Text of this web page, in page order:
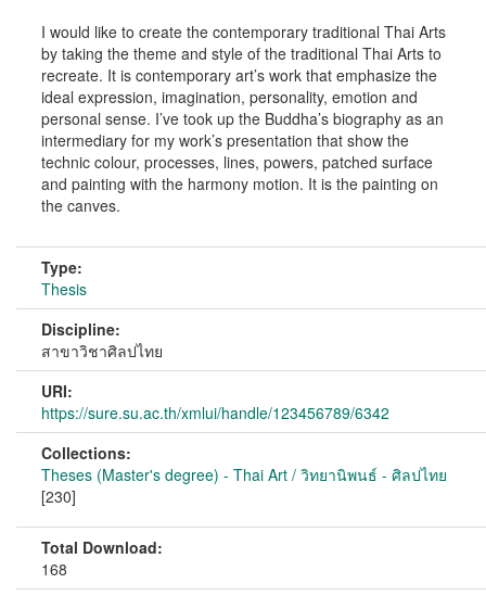
I would like to create the contemporary traditional Thai Arts
by taking the theme and style of the traditional Thai Arts to
recreate. It is contemporary art’s work that emphasize the
ideal expression, imagination, personality, emotion and
personal sense. I’ve took up the Buddha’s biography as an
intermediary for my work’s presentation that show the
technic colour, processes, lines, powers, patched surface
and painting with the harmony motion. It is the painting on
the canves.
Type:
Thesis
Discipline:
สาขาวิชาศิลปไทย
URI:
https://sure.su.ac.th/xmlui/handle/123456789/6342
Collections:
Theses (Master's degree) - Thai Art / วิทยานิพนธ์ - ศิลปไทย
[230]
Total Download:
168